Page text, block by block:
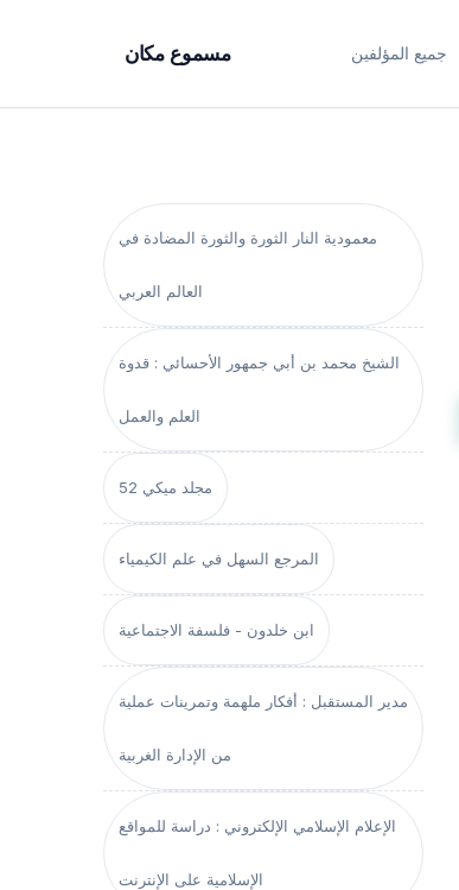
مسموع مكان جميع المؤلفين
معمودية النار الثورة والثورة المضادة في
العالم العربي
الشيخ محمد بن أبي جمهور الأحسائي : قدوة
العلم والعمل
مجلد ميكي 52
المرجع السهل في علم الكيمياء
ابن خلدون - فلسفة الاجتماعية
مدير المستقبل : أفكار ملهمة وتمرينات عملية
من الإدارة الغربية
الإعلام الإسلامي الإلكتروني : دراسة للمواقع
الإسلامية على الإنترنت